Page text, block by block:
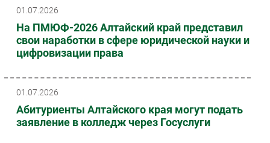
01.07.2026
На ПМЮФ-2026 Алтайский край представил
свои наработки в сфере юридической науки и
цифровизации права
01.07.2026
Абитуриенты Алтайского края могут подать
заявление в колледж через Госуслуги